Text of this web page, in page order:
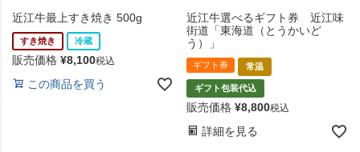
近江牛最上すき焼き 500g
すき焼き 冷蔵
販売価格 ¥8,100税込
この商品を買う
近江牛選べるギフト券 近江味
街道「東海道（とうかいど
う）」
ギフト券 常温
ギフト包装代込
販売価格 ¥8,800税込
詳細を見る